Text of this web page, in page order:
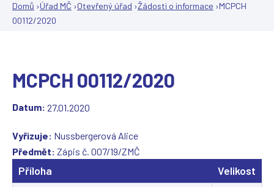
Jste
Domů ›Úřad MČ ›Otevřený úřad ›Žádosti o informace ›MCPCH
00112/2020
MCPCH 00112/2020
Datum: 27.01.2020
Vyřizuje: Nussbergerová Alice
Předmět: Zápis č. 007/19/ZMČ
Příloha Velikost